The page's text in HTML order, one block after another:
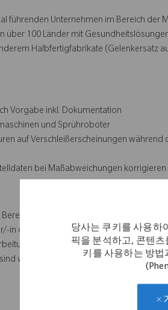
당사는 쿠키를 사용하
픽을 분석하고, 콘텐츠
키를 사용하는 방법
führenden Unternehmen im Bereich der
über 100 Länder mit
Halbfertigfabrikate (Gelenkersatz
Vorgabe inkl. Dokumentation
und Sprühroboter
auf Verschleißerscheinungen während
bei Maßabweichungen korrigieren
der Metallverarbeitung, z. B. als
in oder Schmied/-in, von Vorteil
wünschenswert